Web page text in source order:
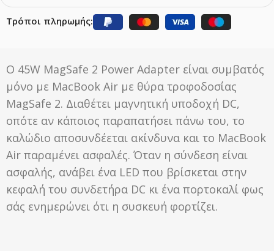
Τρόποι πληρωμής:
Ο 45W MagSafe 2 Power Adapter είναι συμβατός
μόνο με MacBook Air με θύρα τροφοδοσίας
MagSafe 2. Διαθέτει μαγνητική υποδοχή DC,
οπότε αν κάποιος παραπατήσει πάνω του, το
καλώδιο αποσυνδέεται ακίνδυνα και το MacBook
Air παραμένει ασφαλές. Όταν η σύνδεση είναι
ασφαλής, ανάβει ένα LED που βρίσκεται στην
κεφαλή του συνδετήρα DC κι ένα πορτοκαλί φως
σάς ενημερώνει ότι η συσκευή φορτίζει.